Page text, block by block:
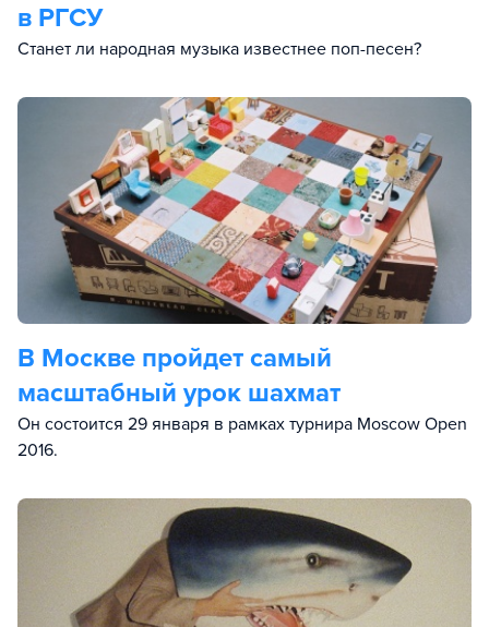
в РГСУ
Станет ли народная музыка известнее поп-песен?
В Москве пройдет самый
масштабный урок шахмат
Он состоится 29 января в рамках турнира Moscow Open
2016.